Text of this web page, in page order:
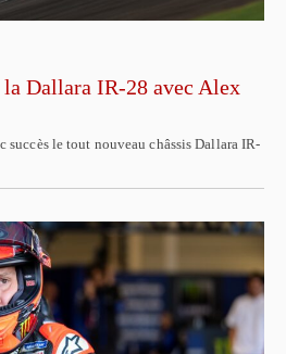
la Dallara IR-28 avec Alex
succès le tout nouveau châssis Dallara IR-